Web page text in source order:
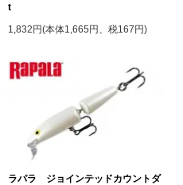
t
1,832円(本体1,665円、税167円)
ラパラ ジョインテッドカウントダ